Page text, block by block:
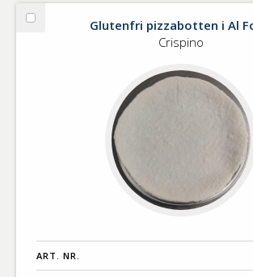
Välj
Glutenfri pizzabotten i Al
Crispino
ART. NR.